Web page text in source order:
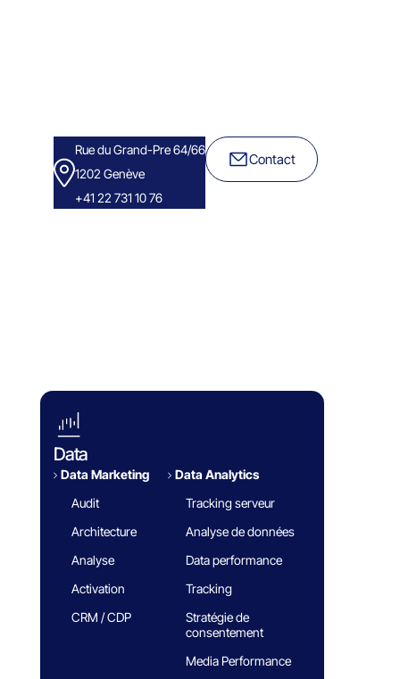
Rue du Grand-Pre 64/66
1202 Genève
+41 22 731 10 76
Contact
Data
Data Marketing
Audit
Architecture
Analyse
Activation
CRM / CDP
Data Analytics​
Tracking serveur
Analyse de données
Data performance
Tracking
Stratégie de
consentement
Media Performance